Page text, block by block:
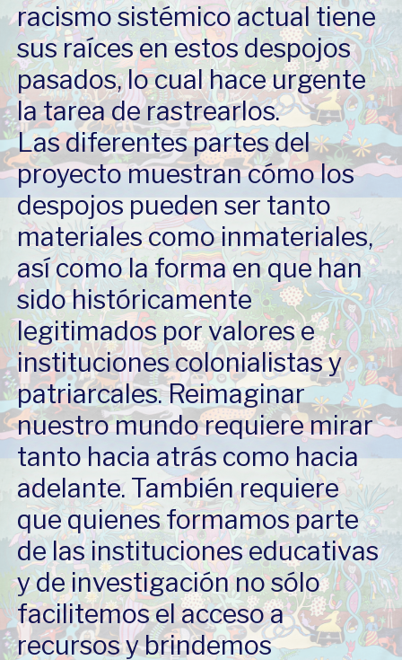
racismo sistémico actual tiene
sus raíces en estos despojos
pasados, lo cual hace urgente
la tarea de rastrearlos.
Las diferentes partes del
proyecto muestran cómo los
despojos pueden ser tanto
materiales como inmateriales,
así como la forma en que han
sido históricamente
legitimados por valores e
instituciones colonialistas y
patriarcales. Reimaginar
nuestro mundo requiere mirar
tanto hacia atrás como hacia
adelante. También requiere
que quienes formamos parte
de las instituciones educativas
y de investigación no sólo
facilitemos el acceso a
recursos y brindemos